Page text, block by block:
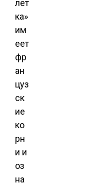
лет
ка»
им
еет
фр
ан
цуз
ск
ие
ко
рн
и и
оз
на